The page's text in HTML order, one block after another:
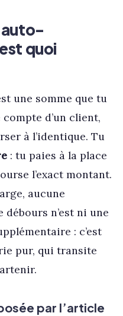
auto-
quoi
une somme que tu
d’un client,
à l’identique. Tu
: tu paies à la place
l’exact montant.
aucune
n’est ni une
: c’est
pur, qui transite
par l’article